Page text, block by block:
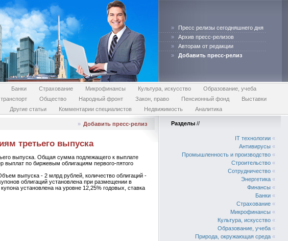
»
Пресс релизы сегодняшнего дня
»
Архив пресс-релизов
»
Авторам от редакции
»
Добавить пресс-релиз
Банки Страхование Микрофинансы Культура, искусство
Образование, учеба
Общество Народный фронт Закон, право Пенсионный фонд
Выставки
Другие статьи Комментарии специалистов Недвижимость Аналитика
» Добавить пресс-релиз
третьего выпуска
выпуска. Общая сумма подлежащего к выплате
выплат по биржевым облигациям первого-пятого
выпуска - 2 млрд рублей, количество облигаций -
облигаций установлена при размещении в
установлена на уровне 12,25% годовых, ставка
Разделы //
IT технологии «
Антивирусы «
Промышленность и производство «
Строительство «
Сотрудничество «
Энергетика «
Финансы «
Банки «
Страхование «
Микрофинансы «
Культура, искусство «
Образование, учеба «
Природа, окружающая среда «